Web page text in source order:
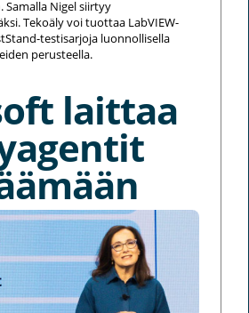
Nigel siirtyy
Tekoäly voi tuottaa LabVIEW-
testisarjoja luonnollisella
perusteella.
laittaa